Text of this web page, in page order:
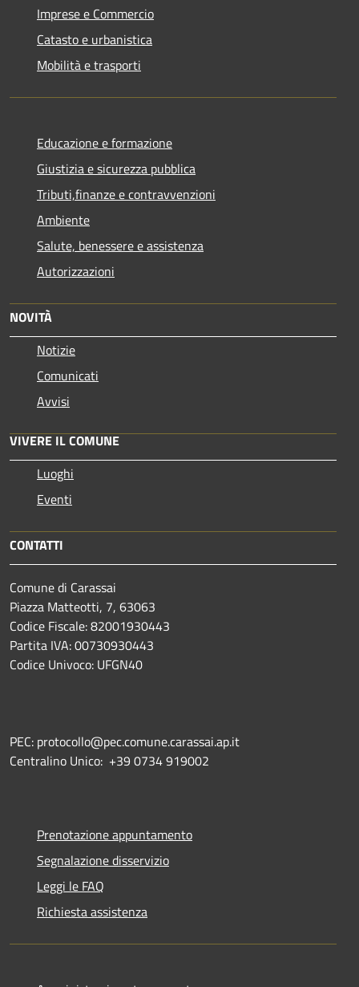
Imprese e Commercio
Catasto e urbanistica
Mobilità e trasporti
Educazione e formazione
Giustizia e sicurezza pubblica
Tributi,finanze e contravvenzioni
Ambiente
Salute, benessere e assistenza
Autorizzazioni
NOVITÀ
Notizie
Comunicati
Avvisi
VIVERE IL COMUNE
Luoghi
Eventi
CONTATTI
Comune di Carassai
Piazza Matteotti, 7, 63063
Codice Fiscale: 82001930443
Partita IVA: 00730930443
Codice Univoco: UFGN40
PEC: protocollo@pec.comune.carassai.ap.it
Centralino Unico: +39 0734 919002
Prenotazione appuntamento
Segnalazione disservizio
Leggi le FAQ
Richiesta assistenza